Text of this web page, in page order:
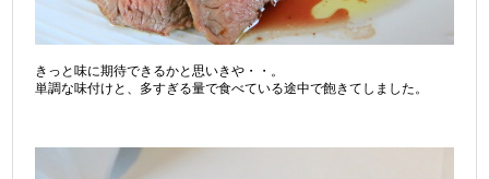
きっと味に期待できるかと思いきや・・。
単調な味付けと、多すぎる量で食べている途中で飽きてしました。